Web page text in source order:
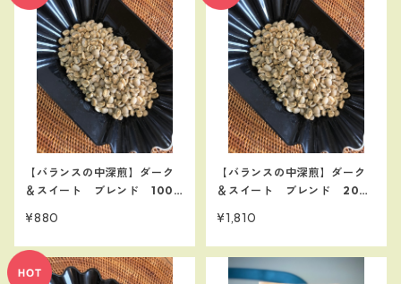
【バランスの中深煎】ダーク
＆スイート ブレンド 100
¥880
【バランスの中深煎】ダーク
＆スイート ブレンド 200
¥1,810